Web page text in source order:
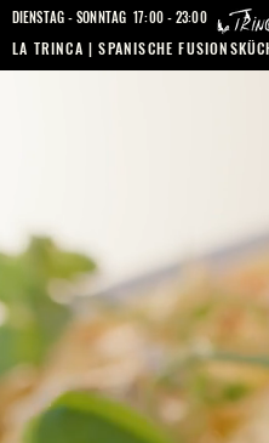
DIENSTAG - SONNTAG 17:00 - 23:00
LA TRINCA | SPANISCHE